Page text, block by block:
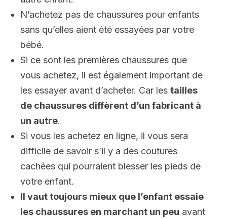
N’achetez pas de chaussures pour enfants
sans qu’elles aient été essayées par votre
bébé.
Si ce sont les premières chaussures que
vous achetez, il est également important de
les essayer avant d’acheter. Car les tailles
de chaussures diffèrent d’un fabricant à
un autre.
Si vous les achetez en ligne, il vous sera
difficile de savoir s’il y a des coutures
cachées qui pourraient blesser les pieds de
votre enfant.
Il vaut toujours mieux que l’enfant essaie
les chaussures en marchant un peu avant